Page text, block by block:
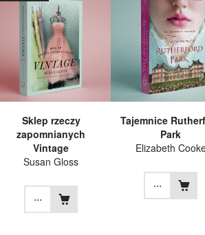
Sklep rzeczy
zapomnianych
Vintage
Susan Gloss
...
Tajemnice
Park
Elizabeth
...